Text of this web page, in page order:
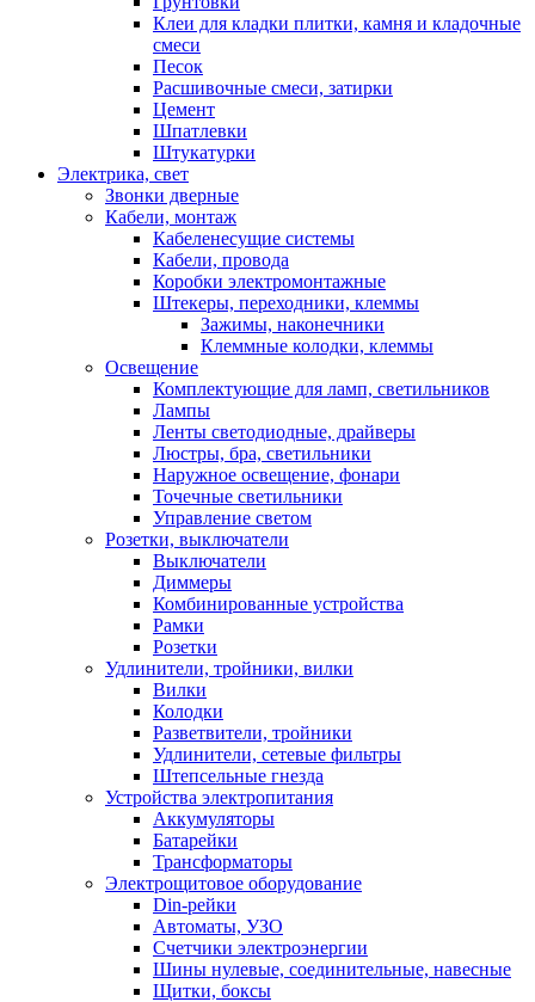
Клеи для кладки плитки, камня и кладочные
смеси
Песок
Расшивочные смеси, затирки
Цемент
Шпатлевки
Штукатурки
Электрика, свет
Звонки дверные
Кабели, монтаж
Кабеленесущие системы
Кабели, провода
Коробки электромонтажные
Штекеры, переходники, клеммы
Зажимы, наконечники
Клеммные колодки, клеммы
Освещение
Комплектующие для ламп, светильников
Лампы
Ленты светодиодные, драйверы
Люстры, бра, светильники
Наружное освещение, фонари
Точечные светильники
Управление светом
Розетки, выключатели
Выключатели
Диммеры
Комбинированные устройства
Рамки
Розетки
Удлинители, тройники, вилки
Вилки
Колодки
Разветвители, тройники
Удлинители, сетевые фильтры
Штепсельные гнезда
Устройства электропитания
Аккумуляторы
Батарейки
Трансформаторы
Электрощитовое оборудование
Din-рейки
Автоматы, УЗО
Счетчики электроэнергии
Шины нулевые, соединительные, навесные
Щитки, боксы